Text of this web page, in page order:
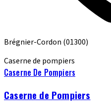
Brégnier-Cordon (01300)
Caserne de pompiers
Caserne De Pompiers
Caserne de Pompiers